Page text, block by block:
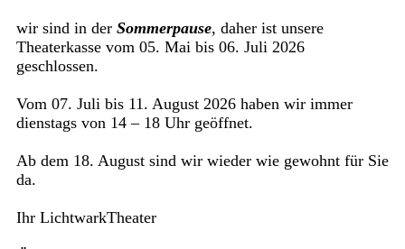
wir sind in derSommerpause, daher ist unsere
Theaterkasse vom 05. Mai bis 06. Juli 2026
geschlossen.
Vom 07. Juli bis 11. August 2026 haben wir immer
dienstags von 14 – 18 Uhr geöffnet.
Ab dem 18. August sind wir wieder wie gewohnt für Sie
da.
Ihr LichtwarkTheater